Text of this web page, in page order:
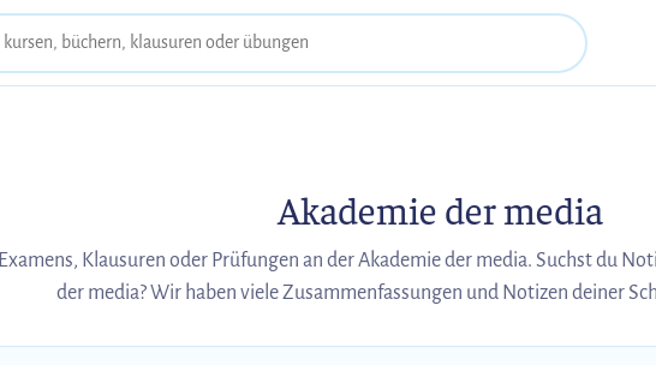
Akademie der media
Examens, Klausuren oder Prüfungen an der Akademie der media. Suchst du
der media? Wir haben viele Zusammenfassungen und Notizen deiner